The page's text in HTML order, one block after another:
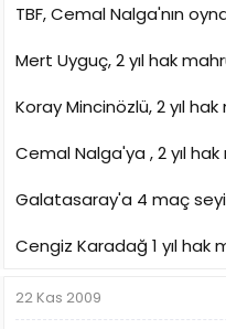
TBF, Cemal Nalga'nın
Mert Uyguç, 2 yıl hak
Koray Mincinözlü, 2 yıl
Cemal Nalga'ya , 2 yıl
Galatasaray'a 4 maç
Cengiz Karadağ 1 yıl hak
22 Kas 2009